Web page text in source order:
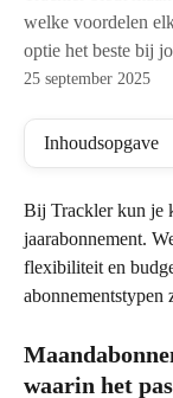
welke voordelen
optie het beste bij
25 september 2025
Inhoudsopgave
Bij Trackler kun je
jaarabonnement.
flexibiliteit en
abonnementstypen
waarin het